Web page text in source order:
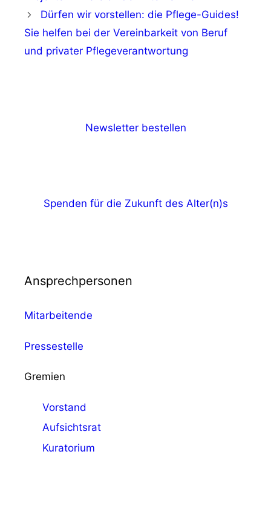
Dürfen wir vorstellen: die Pflege-Guides!
Sie helfen bei der Vereinbarkeit von Beruf
und privater Pflegeverantwortung
Newsletter bestellen
Spenden für die Zukunft des Alter(n)s
Ansprechpersonen
Mitarbeitende
Pressestelle
Gremien
Vorstand
Aufsichtsrat
Kuratorium